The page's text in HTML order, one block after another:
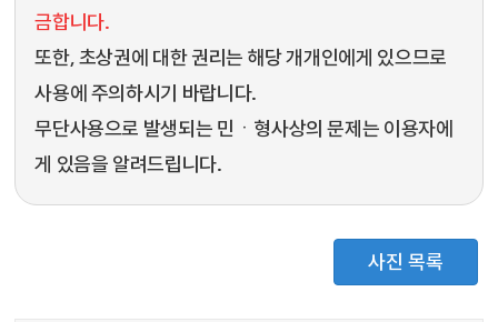
금합니다.
또한, 초상권에 대한 권리는 해당 개개인에게 있으므로
사용에 주의하시기 바랍니다.
무단사용으로 발생되는 민ㆍ형사상의 문제는 이용자에
게 있음을 알려드립니다.
사진 목록